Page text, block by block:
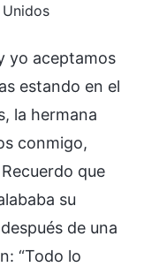
yo aceptamos
estando en el
la hermana
conmigo,
que
su
de una
“Todo lo